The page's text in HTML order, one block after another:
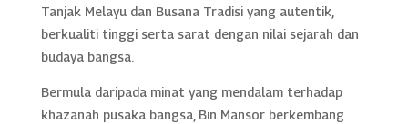
Tanjak Melayu dan Busana Tradisi yang autentik,
berkualiti tinggi serta sarat dengan nilai sejarah dan
budaya bangsa.
Bermula daripada minat yang mendalam terhadap
khazanah pusaka bangsa, Bin Mansor berkembang